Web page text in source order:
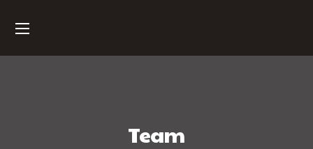
Team